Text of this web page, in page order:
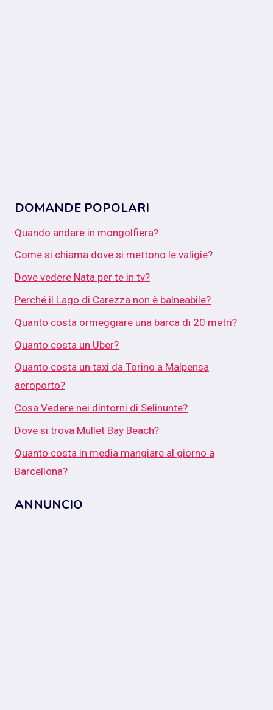
DOMANDE POPOLARI
Quando andare in mongolfiera?
Come si chiama dove si mettono le valigie?
Dove vedere Nata per te in tv?
Perché il Lago di Carezza non è balneabile?
Quanto costa ormeggiare una barca di 20 metri?
Quanto costa un Uber?
Quanto costa un taxi da Torino a Malpensa
aeroporto?
Cosa Vedere nei dintorni di Selinunte?
Dove si trova Mullet Bay Beach?
Quanto costa in media mangiare al giorno a
Barcellona?
ANNUNCIO